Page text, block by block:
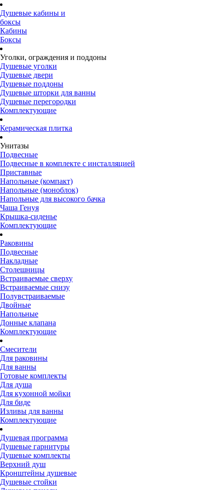
Душевые кабины и
боксы
Кабины
Боксы
Уголки, ограждения и поддоны
Душевые уголки
Душевые двери
Душевые поддоны
Душевые шторки для ванны
Душевые перегородки
Комплектующие
Керамическая плитка
Унитазы
Подвесные
Подвесные в комплекте с инсталляцией
Приставные
Напольные (компакт)
Напольные (моноблок)
Напольные для высокого бачка
Чаша Генуя
Крышка-сиденье
Комплектующие
Раковины
Подвесные
Накладные
Столешницы
Встраиваемые сверху
Встраиваемые снизу
Полувстраиваемые
Двойные
Напольные
Донные клапана
Комплектующие
Смесители
Для раковины
Для ванны
Готовые комплекты
Для душа
Для кухонной мойки
Для биде
Изливы для ванны
Комплектующие
Душевая программа
Душевые гарнитуры
Душевые комплекты
Верхний душ
Кронштейны душевые
Душевые стойки